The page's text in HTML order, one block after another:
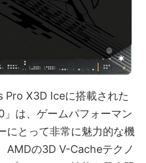
X3D Iceに搭載された
」は、ゲームパフォーマン
にとって非常に魅力的な機
AMDの3D V-Cacheテクノ